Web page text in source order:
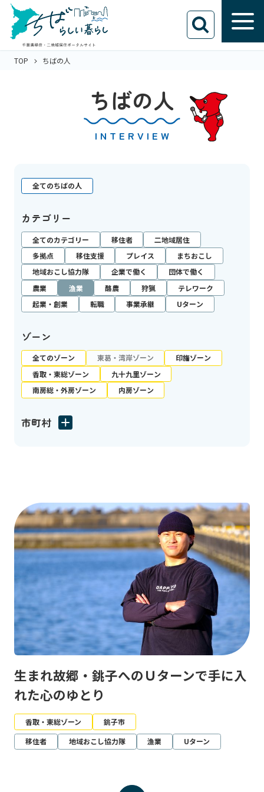
TOP ちばの人
ちばの人
INTERVIEW
全てのちばの人
カテゴリー
全てのカテゴリー 移住者
二地域居住
多拠点
移住支援 プレイス
まちおこし
地域おこし協力隊
企業で働く
団体で働く
農業
漁業 酪農 狩猟
テレワーク
起業・創業
転職 事業承継 Uターン
ゾーン
全てのゾーン 東葛・湾岸ゾーン
印旛ゾーン
香取・東総ゾーン
九十九里ゾーン
南房総・外房ゾーン
内房ゾーン
市町村
生まれ故郷・銚子へのＵターンで手に入
れた心のゆとり
香取・東総ゾーン
銚子市
移住者
地域おこし協力隊 漁業 Uターン